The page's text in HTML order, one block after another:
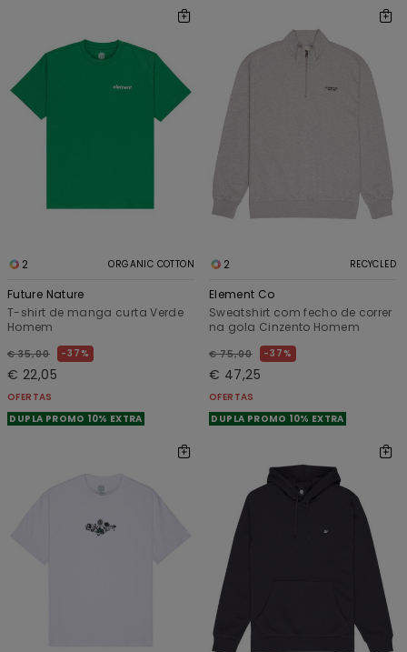
2 ORGANIC COTTON
Future Nature
T-shirt de manga curta Verde
Homem
€ 35,00 37%
€ 22,05
OFERTAS
DUPLA PROMO 10% EXTRA
2 RECYCLED
Element Co
Sweatshirt com fecho de correr
na gola Cinzento Homem
€ 75,00 37%
€ 47,25
OFERTAS
DUPLA PROMO 10% EXTRA